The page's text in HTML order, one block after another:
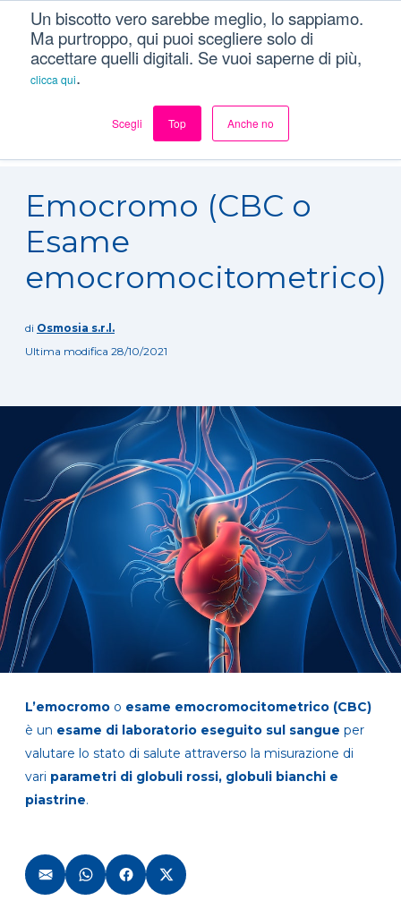
Un biscotto vero sarebbe meglio, lo sappiamo.
Ma purtroppo, qui puoi scegliere solo di
accettare quelli digitali. Se vuoi saperne di più,
clicca qui.
Scegli Top Anche no
Esami/Emocromo (CBC o Esame
Emocromo (CBC o
Esame
emocromocitometrico)
di Osmosia s.r.l.
Ultima modifica 28/10/2021
L’emocromo o esame emocromocitometrico (CBC)
è un esame di laboratorio eseguito sul sangue per
valutare lo stato di salute attraverso la misurazione di
vari parametri di globuli rossi, globuli bianchi e
piastrine.